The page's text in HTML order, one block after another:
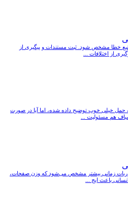
منبع خطا مشخص شود. ثبت مستندات و پیگیری از
از اختلافات ...
حمل خیلی خوب توضیح داده شده، اما آیا در صورت
هم مسئولیت ...
ربات زمانی بیشتر مشخص می‌شود که وزن صفحات،
باعث ایج ...